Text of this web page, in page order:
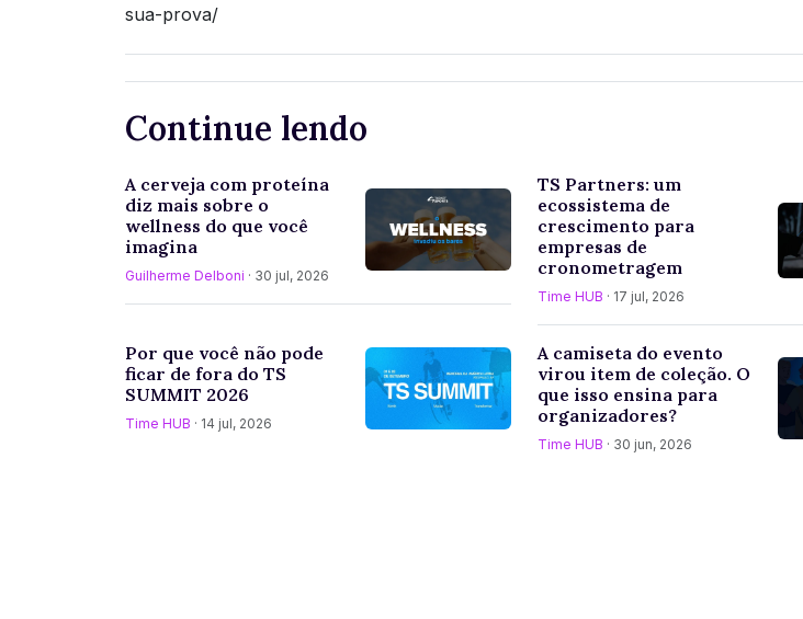
sua-prova/
Continue lendo
A cerveja com proteína
diz mais sobre o
wellness do que você
imagina
Guilherme Delboni · 30 jul, 2026
TS Partners: um
ecossistema de
crescimento para
empresas de
cronometragem
Time HUB · 17 jul, 2026
Por que você não pode
ficar de fora do TS
SUMMIT 2026
Time HUB · 14 jul, 2026
A camiseta do evento
virou item de coleção. O
que isso ensina para
organizadores?
Time HUB · 30 jun, 2026